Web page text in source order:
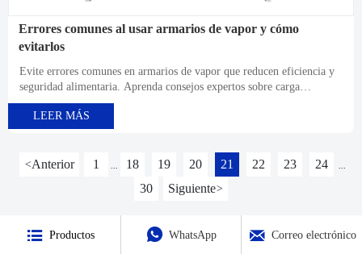
Errores comunes al usar armarios de vapor y cómo
evitarlos
Evite errores comunes en armarios de vapor que reducen eficiencia y
seguridad alimentaria. Aprenda consejos expertos sobre carga
adecuada, control de temperatura, mantenimiento y ahorro energético
de fabricantes directos.
LEER MÁS
<Anterior 1 18 19 20 21 22 23 24
30 Siguiente>
 Productos  WhatsApp  Correo electrónico